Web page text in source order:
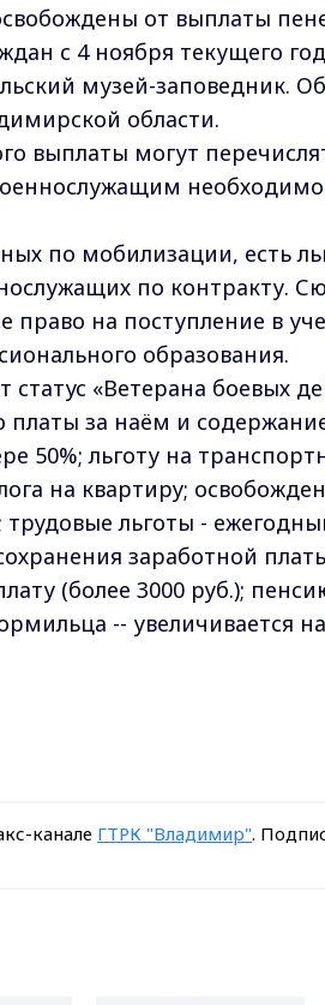
от выплаты
с 4 ноября текущего
музей-заповедник.
области.
выплаты могут
по мобилизации, есть
по контракту.
на поступление в
образования.
«Ветерана боевых
платы за наём и
50%; льготу на
на квартиру;
трудовые льготы -
заработной
(более 3000 руб.);
-- увеличивается
канале ГТРК "Владимир".